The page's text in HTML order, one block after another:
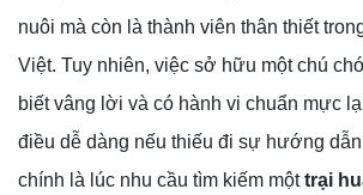
nuôi mà còn là thành viên thân thiết
Việt. Tuy nhiên, việc sở hữu một chú
biết vâng lời và có hành vi chuẩn mực
điều dễ dàng nếu thiếu đi sự hướng
chính là lúc nhu cầu tìm kiếm mộttrại